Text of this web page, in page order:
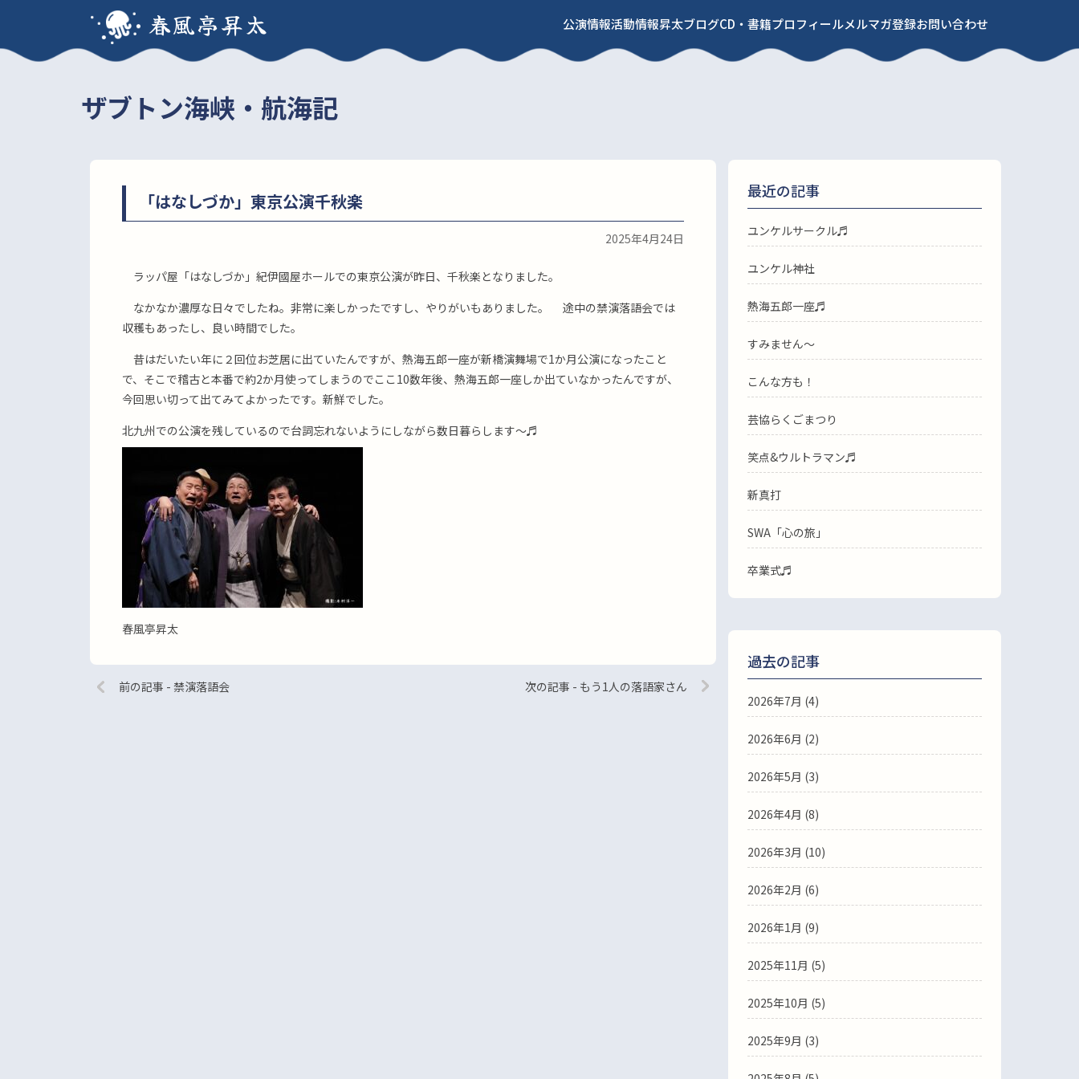
春風亭昇太 公演情報活動情報昇太ブログCD・書籍プロフィールメルマガ登録お問い合わせ
ザブトン海峡・航海記
「はなしづか」東京公演千秋楽
2025年4月24日
ラッパ屋「はなしづか」紀伊國屋ホールでの東京公演が昨日、千秋楽となりました。
なかなか濃厚な日々でしたね。非常に楽しかったですし、やりがいもありました。 途中の禁演落語会では
収穫もあったし、良い時間でした。
昔はだいたい年に２回位お芝居に出ていたんですが、熱海五郎一座が新橋演舞場で1か月公演になったこと
で、そこで稽古と本番で約2か月使ってしまうのでここ10数年後、熱海五郎一座しか出ていなかったんですが、
今回思い切って出てみてよかったです。新鮮でした。
北九州での公演を残しているので台詞忘れないようにしながら数日暮らします〜♬
春風亭昇太
前の記事 - 禁演落語会 次の記事 - もう1人の落語家さん
最近の記事
ユンケルサークル♬
ユンケル神社
熱海五郎一座♬
すみません〜
こんな方も！
芸協らくごまつり
笑点&ウルトラマン♬
新真打
SWA「心の旅」
卒業式♬
過去の記事
2026年7月 (4)
2026年6月 (2)
2026年5月 (3)
2026年4月 (8)
2026年3月 (10)
2026年2月 (6)
2026年1月 (9)
2025年11月 (5)
2025年10月 (5)
2025年9月 (3)